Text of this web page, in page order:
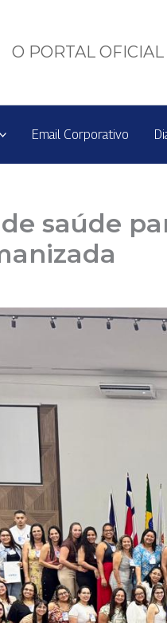
O PORTAL
Email Corporativo
saúde